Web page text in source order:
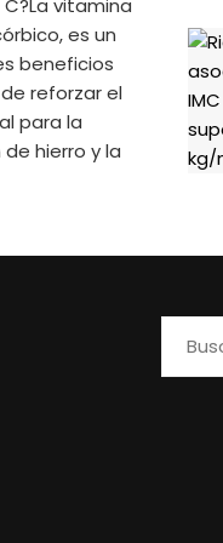
es un
beneficios
reforzar el
para la
hierro y la